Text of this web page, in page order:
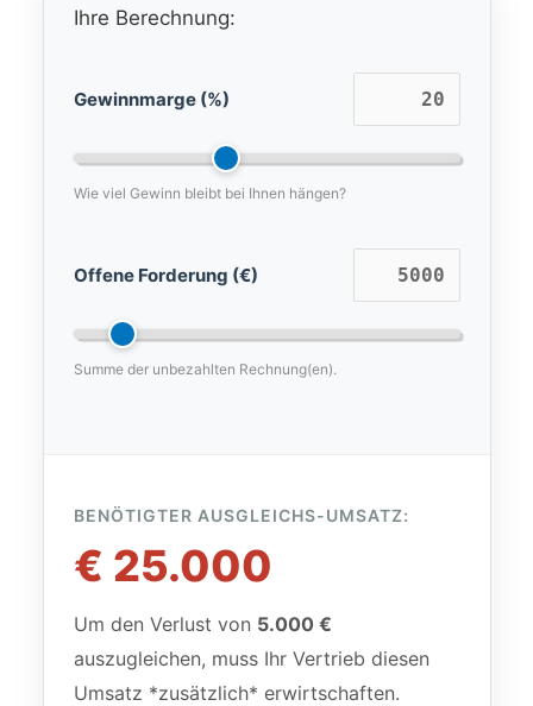
Ihre Berechnung:
Gewinnmarge (%)
Wie viel Gewinn bleibt bei Ihnen hängen?
Offene Forderung (€)
Summe der unbezahlten Rechnung(en).
BENÖTIGTER AUSGLEICHS-UMSATZ:
€ 25.000
Um den Verlust von 5.000 €
auszugleichen, muss Ihr Vertrieb diesen
Umsatz *zusätzlich* erwirtschaften.